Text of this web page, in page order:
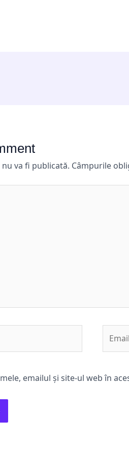
va fi publicată. Câmpurile
emailul și site-ul web în